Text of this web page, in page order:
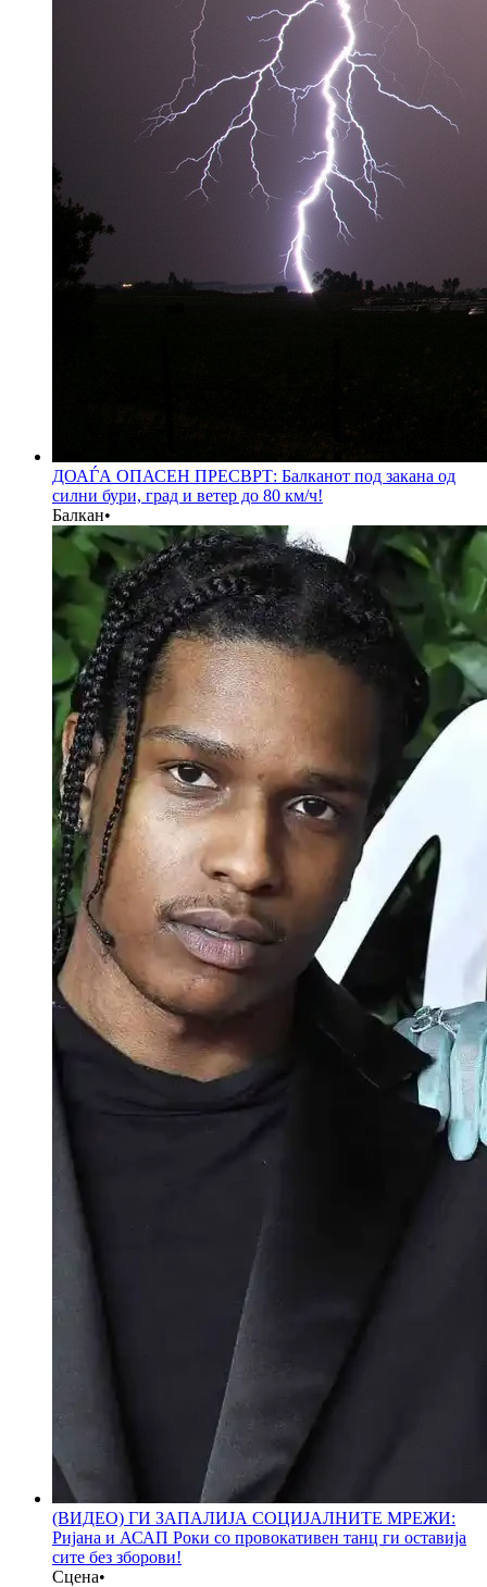
ДОАЃА ОПАСЕН ПРЕСВРТ: Балканот под закана од
силни бури, град и ветер до 80 км/ч!
Балкан•
(ВИДЕО) ГИ ЗАПАЛИЈА СОЦИЈАЛНИТЕ МРЕЖИ:
Ријана и АСАП Роки со провокативен танц ги оставија
сите без зборови!
Сцена•